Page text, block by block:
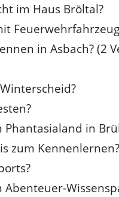
im Haus Bröltal?
in Asbach? (2
Phantasialand in
zum Kennenlernen?
Abenteuer-